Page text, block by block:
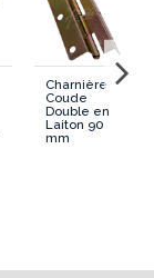
Charnière
Coude
Double en
Laiton 90
mm